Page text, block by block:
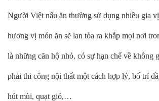
Người Việt nấu ăn thường sử dụng nhiều gia
hương vị món ăn sẽ lan tỏa ra khắp mọi nơi
là những căn hộ nhỏ, có sự hạn chế về không
phải thi công nội thất một cách hợp lý, bố trí
hút mùi, quạt gió,…